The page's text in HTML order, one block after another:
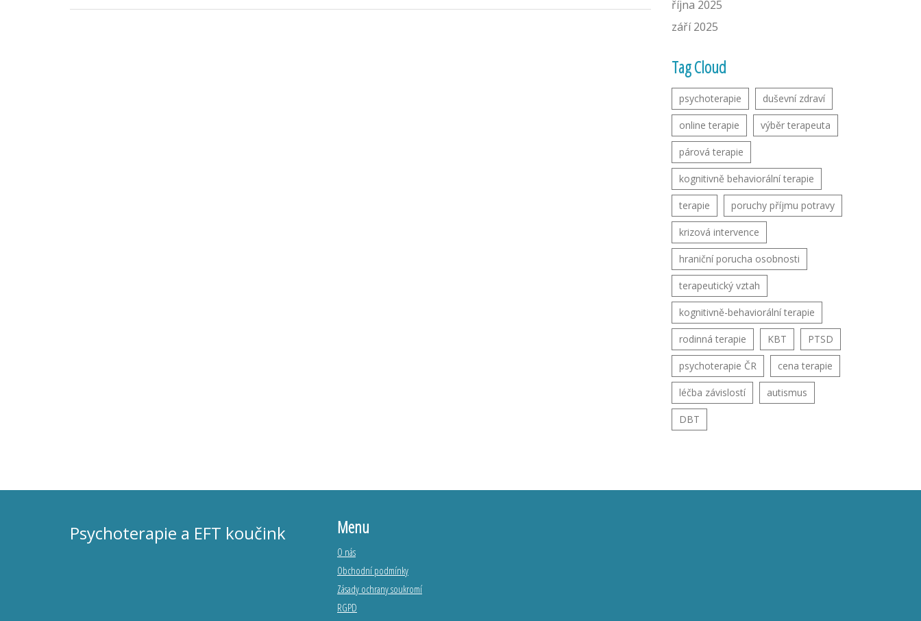
října 2025
září 2025
Tag Cloud
psychoterapie duševní zdraví
online terapie výběr terapeuta
párová terapie
kognitivně behaviorální terapie
terapie poruchy příjmu potravy
krizová intervence
hraniční porucha osobnosti
terapeutický vztah
kognitivně-behaviorální terapie
rodinná terapie KBT PTSD
psychoterapie ČR cena terapie
léčba závislostí autismus
DBT
Psychoterapie a EFT koučink Menu
O nás
Obchodní podmínky
Zásady ochrany soukromí
RGPD